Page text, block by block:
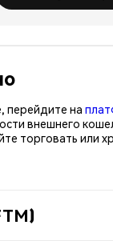
перейдите на
внешнего
торговать или